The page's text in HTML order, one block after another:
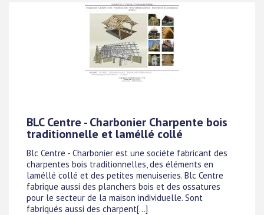
BLC Centre - Charbonier Charpente bois
traditionnelle et laméllé collé
Blc Centre - Charbonier est une sociéte fabricant des
charpentes bois traditionnelles, des éléments en
laméllé collé et des petites menuiseries. Blc Centre
fabrique aussi des planchers bois et des ossatures
pour le secteur de la maison individuelle. Sont
fabriqués aussi des charpent[...]